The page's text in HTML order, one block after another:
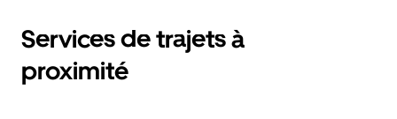
Services de trajets à
proximité